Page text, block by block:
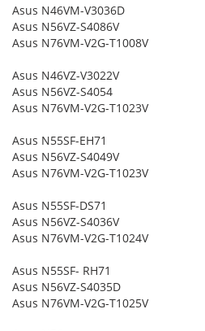
Asus N46VM-V3036D
Asus N56VZ-S4086V
Asus N76VM-V2G-T1008V
Asus N46VZ-V3022V
Asus N56VZ-S4054
Asus N76VM-V2G-T1023V
Asus N55SF-EH71
Asus N56VZ-S4049V
Asus N76VM-V2G-T1023V
Asus N55SF-DS71
Asus N56VZ-S4036V
Asus N76VM-V2G-T1024V
Asus N55SF- RH71
Asus N56VZ-S4035D
Asus N76VM-V2G-T1025V